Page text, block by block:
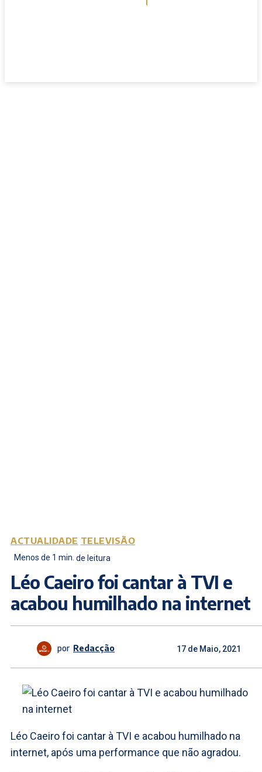
ACTUALIDADE TELEVISÃO
Menos de 1 min. de leitura
Léo Caeiro foi cantar à TVI e
acabou humilhado na internet
por Redacção 17 de Maio, 2021
Léo Caeiro foi cantar à TVI e acabou humilhado na
internet, após uma performance que não agradou.